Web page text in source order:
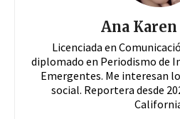
Ana
Licenciada en
diplomado en Periodismo de
Emergentes. Me interesan
social. Reportera desde